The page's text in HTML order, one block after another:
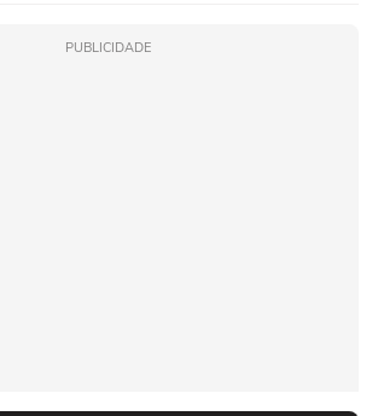
PUBLICIDADE